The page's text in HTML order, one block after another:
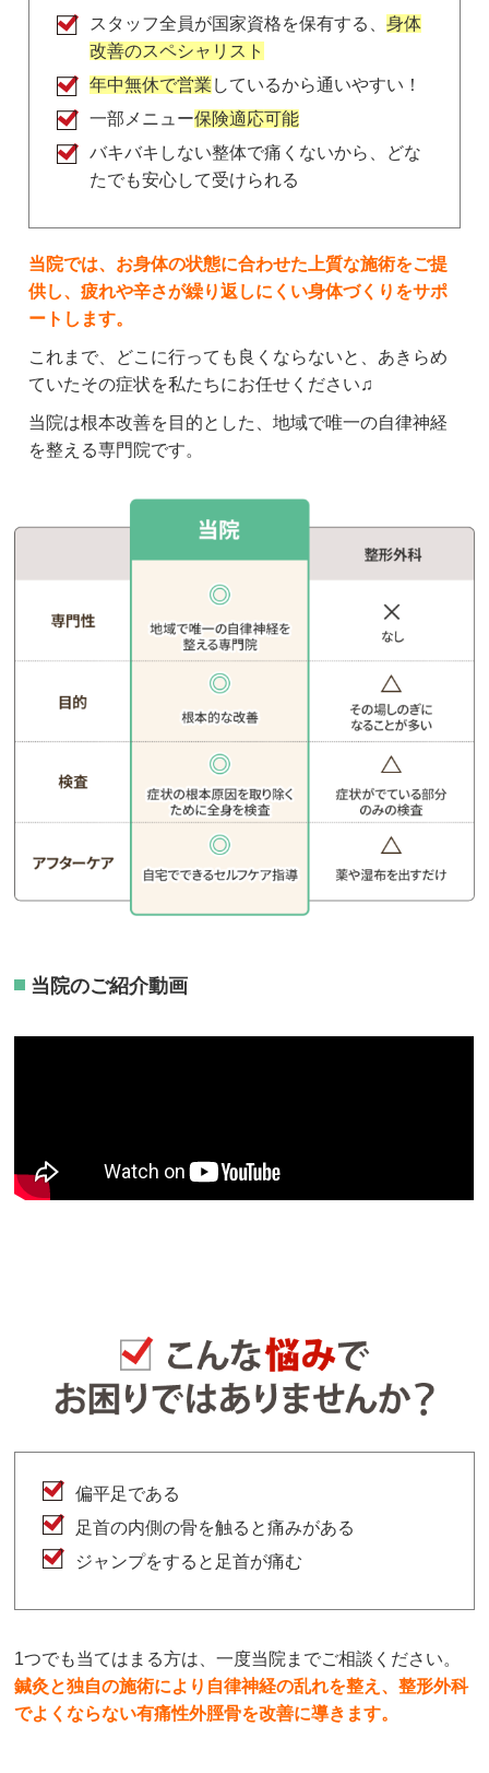
さっちー
2 年前
ここ最近は、毎週、通わせて頂いてます。
京成本線　船橋競馬場駅　隣という立地の良さは、
皆さま書いていらっしゃいますが、その上、パーキ
ングあり。
土日祝日も診療してくださっていて。
きなくても、隠れてコソコソ、LINEで予約などさ
せて頂いてます。
診療時間も、仕事の後に伺えて、大変、頼りになり
ます。
いつもありがとうございます。
スタッフ全員が国家資格を保有する、身体
改善のスペシャリスト
年中無休で営業 しているから通いやすい！
一部メニュー保険適応可能
バキバキしない整体で痛くないから、どな
たでも安心して受けられる
当院では、お身体の状態に合わせた上質な施術をご提
供し、疲れや辛さが繰り返しにくい身体づくりをサポ
ートします。
これまで、どこに行っても良くならないと、あきらめ
ていたその症状を私たちにお任せください♫
当院は根本改善を目的とした、地域で唯一の自律神経
を整える専門院です。
当院のご紹介動画
偏平足である
足首の内側の骨を触ると痛みがある
ジャンプをすると足首が痛む
1つでも当てはまる方は、一度当院までご相談ください。
鍼灸と独自の施術により自律神経の乱れを整え、整形外科
でよくならない有痛性外脛骨を改善に導きます。